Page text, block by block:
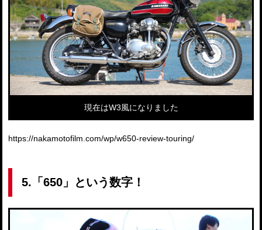
現在はW3風になりました
https://nakamotofilm.com/wp/w650-review-touring/
5.「650」という数字！